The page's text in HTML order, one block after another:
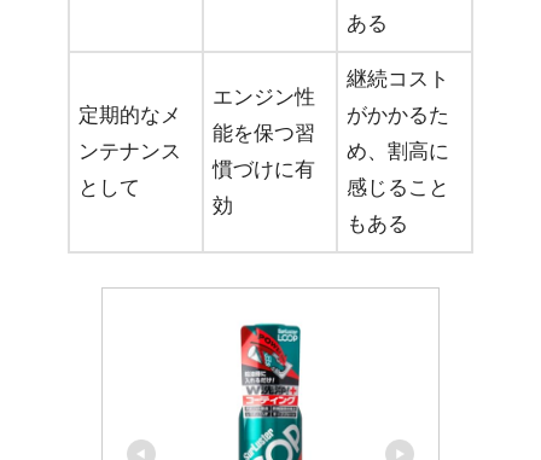
ある
定期的なメ
ンテナンス
として
エンジン性
能を保つ習
慣づけに有
効
継続コスト
がかかるた
め、割高に
感じること
もある